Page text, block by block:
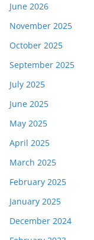
June 2026
November 2025
October 2025
September 2025
July 2025
June 2025
May 2025
April 2025
March 2025
February 2025
January 2025
December 2024